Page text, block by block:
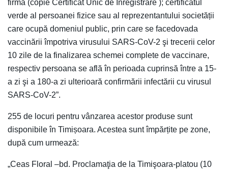
firmă (copie Certificat Unic de Înregistrare ); certificatul
verde al persoanei fizice sau al reprezentantului societății
care ocupă domeniul public, prin care se facedovada
vaccinării împotriva virusului SARS-CoV-2 şi trecerii celor
10 zile de la finalizarea schemei complete de vaccinare,
respectiv persoana se află în perioada cuprinsă între a 15-
a zi şi a 180-a zi ulterioară confirmării infectării cu virusul
SARS-CoV-2”.
255 de locuri pentru vânzarea acestor produse sunt
disponibile în Timișoara. Acestea sunt împărțite pe zone,
după cum urmează:
„Ceas Floral –bd. Proclamaţia de la Timişoara-platou (10